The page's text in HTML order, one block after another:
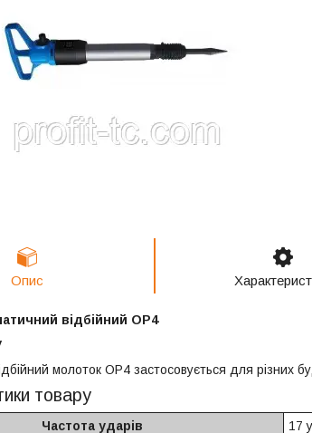
Опис
відбійний OP4
молоток OP4 застосовується для різних
товару
Частота ударів 17